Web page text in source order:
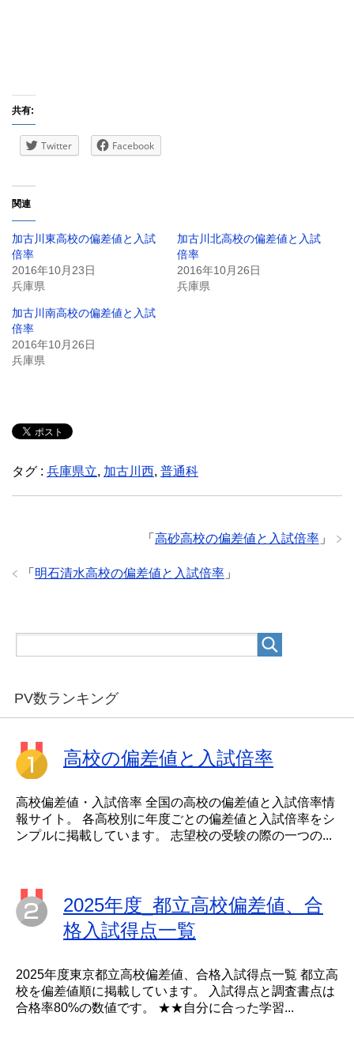
共有:
Twitter Facebook
関連
加古川東高校の偏差値と入試
倍率
2016年10月23日
兵庫県
加古川北高校の偏差値と入試
倍率
2016年10月26日
兵庫県
加古川南高校の偏差値と入試
倍率
2016年10月26日
兵庫県
タグ : 兵庫県立, 加古川西, 普通科
「 高砂高校の偏差値と入試倍率 」
「 明石清水高校の偏差値と入試倍率 」
PV数ランキング
高校の偏差値と入試倍率
高校偏差値・入試倍率 全国の高校の偏差値と入試倍率情
報サイト。 各高校別に年度ごとの偏差値と入試倍率をシ
ンプルに掲載しています。 志望校の受験の際の一つの...
2025年度_都立高校偏差値、合
格入試得点一覧
2025年度東京都立高校偏差値、合格入試得点一覧 都立高
校を偏差値順に掲載しています。 入試得点と調査書点は
合格率80%の数値です。 ★★自分に合った学習...